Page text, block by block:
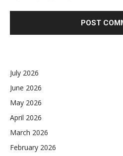
July 2026
June 2026
May 2026
April 2026
March 2026
February 2026